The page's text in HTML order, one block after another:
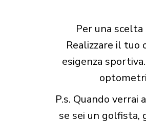
Per una
Realizzare il tuo
esigenza
P.s. Quando
se sei un golfista,